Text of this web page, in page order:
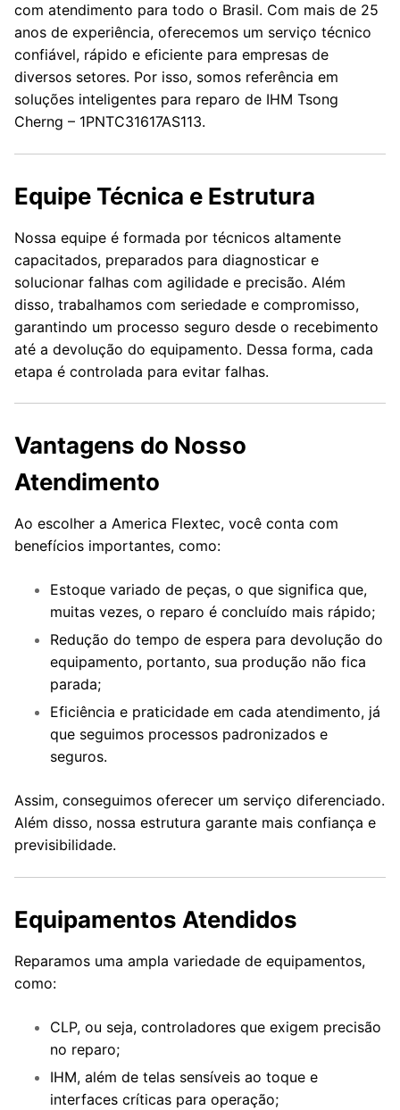
com atendimento para todo o Brasil. Com mais de 25
anos de experiência, oferecemos um serviço técnico
confiável, rápido e eficiente para empresas de
diversos setores. Por isso, somos referência em
soluções inteligentes para reparo de IHM Tsong
Cherng – 1PNTC31617AS113.
Equipe Técnica e Estrutura
Nossa equipe é formada por técnicos altamente
capacitados, preparados para diagnosticar e
solucionar falhas com agilidade e precisão. Além
disso, trabalhamos com seriedade e compromisso,
garantindo um processo seguro desde o recebimento
até a devolução do equipamento. Dessa forma, cada
etapa é controlada para evitar falhas.
Vantagens do Nosso
Atendimento
Ao escolher a America Flextec, você conta com
benefícios importantes, como:
Estoque variado de peças, o que significa que,
muitas vezes, o reparo é concluído mais rápido;
Redução do tempo de espera para devolução do
equipamento, portanto, sua produção não fica
parada;
Eficiência e praticidade em cada atendimento, já
que seguimos processos padronizados e
seguros.
Assim, conseguimos oferecer um serviço diferenciado.
Além disso, nossa estrutura garante mais confiança e
previsibilidade.
Equipamentos Atendidos
Reparamos uma ampla variedade de equipamentos,
como:
CLP, ou seja, controladores que exigem precisão
no reparo;
IHM, além de telas sensíveis ao toque e
interfaces críticas para operação;